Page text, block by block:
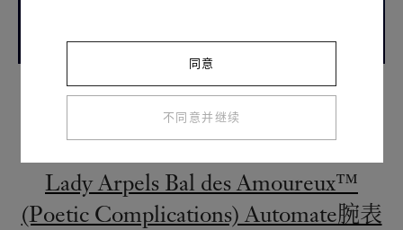
2025年11月14日
Lady Arpels Bal des Amoureux™
(Poetic Complications) Automate腕表
同意
不同意并继续